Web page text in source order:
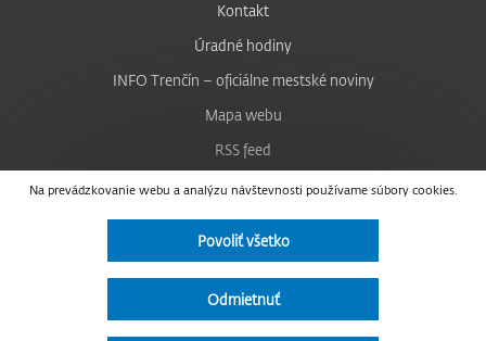
Na prevádzkovanie webu a analýzu návštevnosti používame súbory cookies.
Povoliť všetko
Odmietnuť
Kontakt
Úradné hodiny
INFO Trenčín – oficiálne mestské noviny
Mapa webu
RSS feed
Nastavenie cookies
Facebook
Instagram
Vyhlásenie o prístupnosti